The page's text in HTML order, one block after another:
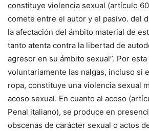
constituye violencia sexual (artículo
comete entre el autor y el pasivo. del
la afectación del ámbito material de
tanto atenta contra la libertad de
agresor en su ámbito sexual”. Por
voluntariamente las nalgas, incluso si
ropa, constituye una violencia sexual
acoso sexual. En cuanto al acoso
Penal italiano), se produce en
obscenas de carácter sexual o actos